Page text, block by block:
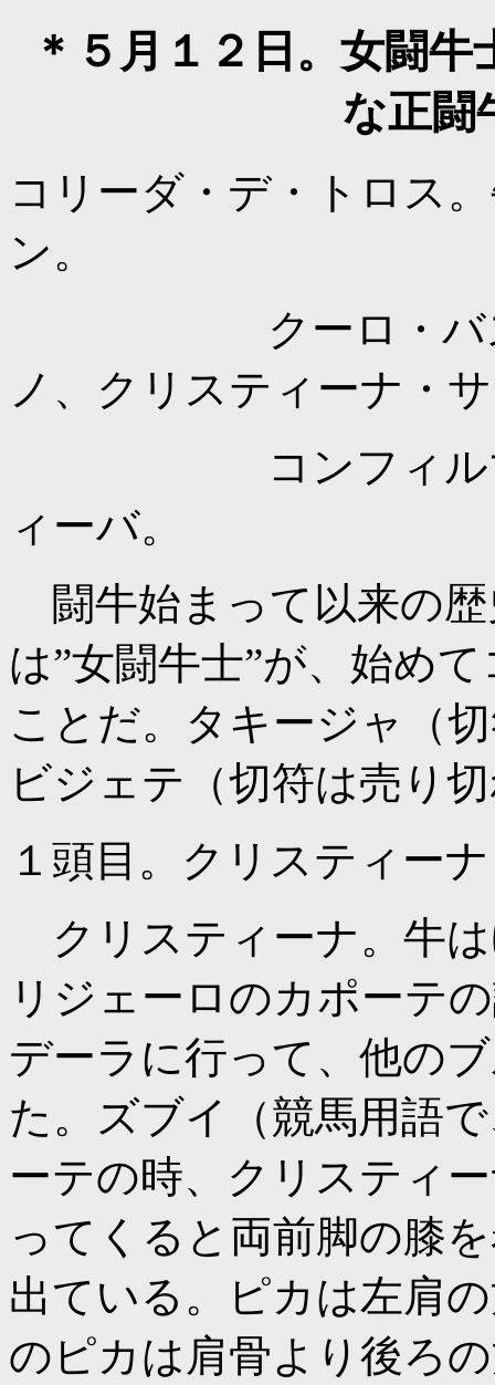
＊５月１２日。女闘
な正闘
コリーダ・デ・トロス
ン。
クーロ・バスケ
ノ、クリスティーナ・
コンフィルマシ
ィーバ。
闘牛始まって以来の
は”女闘牛士”が、始め
ことだ。タキージャ（
ビジェテ（切符は売り
１頭目。クリスティー
クリスティーナ。牛
リジェーロのカポーテ
デーラに行って、他の
た。ズブイ（競馬用語
ーテの時、クリスティ
ってくると両前脚の膝
出ている。ピカは左肩
のピカは肩骨より後ろ